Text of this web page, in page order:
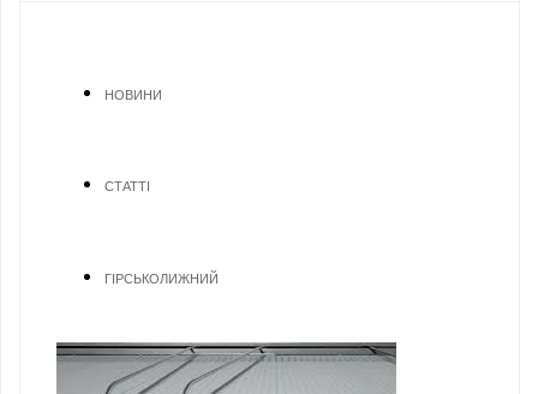
НОВИНИ
СТАТТІ
ГІРСЬКОЛИЖНИЙ